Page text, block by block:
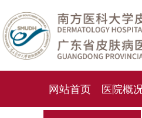
网站首页 医院概